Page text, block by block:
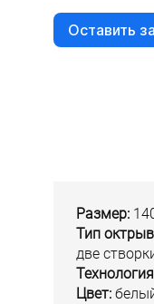
Оставить
Размер:
Тип
две
Цвет: